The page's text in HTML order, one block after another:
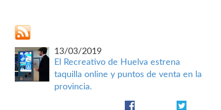
13/03/2019
El Recreativo de Huelva estrena
taquilla online y puntos de venta en la
provincia.